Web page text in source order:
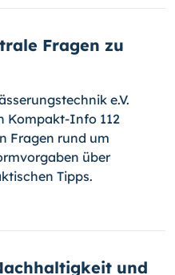
Fragen zu
e.V.
Kompakt-Info 112
Fragen rund um
über
Tipps.
und